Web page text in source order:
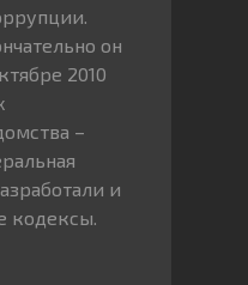
он
2010
–
и
кодексы.